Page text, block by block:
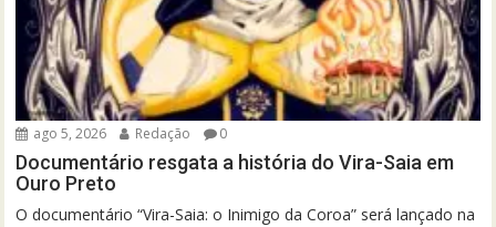
ago 5, 2026 Redação 0
Documentário resgata a história do Vira-Saia em
Ouro Preto
O documentário “Vira-Saia: o Inimigo da Coroa” será lançado na